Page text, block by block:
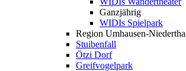
Ganzjährig
WIDIs Spielpark
Region Umhausen-
Stuibenfall
Ötzi Dorf
Greifvogelpark